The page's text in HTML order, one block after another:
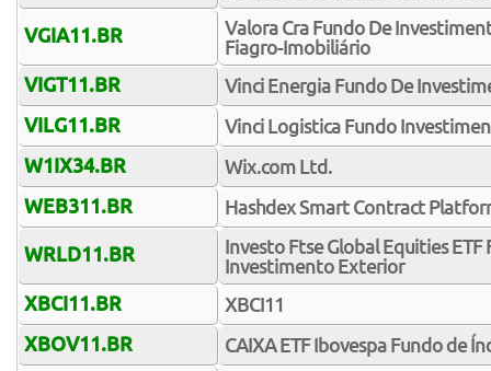
VGIA11.BR
Valora Cra Fundo De
Fiagro-Imobiliário
VIGT11.BR
Vinci Energia Fundo De
VILG11.BR
Vinci Logistica Fundo
W1IX34.BR
Wix.com Ltd.
WEB311.BR
Hashdex Smart Contract
WRLD11.BR
Investo Ftse Global Equities
Investimento Exterior
XBCI11.BR
XBCI11
XBOV11.BR
CAIXA ETF Ibovespa Fundo de